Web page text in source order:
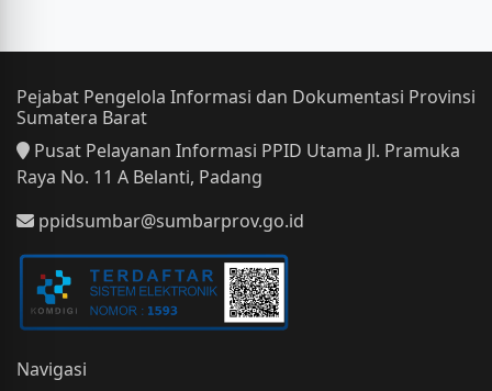
Pejabat Pengelola Informasi dan Dokumentasi Provinsi
Sumatera Barat
Pusat Pelayanan Informasi PPID Utama Jl. Pramuka
Raya No. 11 A Belanti, Padang
ppidsumbar@sumbarprov.go.id
Navigasi